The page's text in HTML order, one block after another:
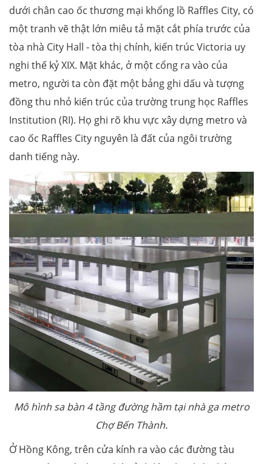
dưới chân cao ốc thương mại khổng lồ Raffles City, có
một tranh vẽ thật lớn miêu tả mặt cắt phía trước của
tòa nhà City Hall - tòa thị chính, kiến trúc Victoria uy
nghi thế kỷ XIX. Mặt khác, ở một cổng ra vào của
metro, người ta còn đặt một bảng ghi dấu và tượng
đồng thu nhỏ kiến trúc của trường trung học Raffles
Institution (RI). Họ ghi rõ khu vực xây dựng metro và
cao ốc Raffles City nguyên là đất của ngôi trường
danh tiếng này.
Mô hình sa bàn 4 tầng đường hầm tại nhà ga metro
Chợ Bến Thành.
Ở Hồng Kông, trên cửa kính ra vào các đường tàu